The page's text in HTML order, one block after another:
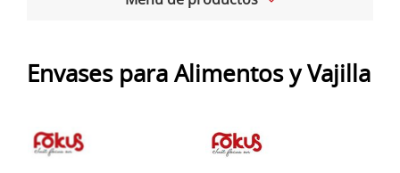
Envases para Alimentos y Vajilla